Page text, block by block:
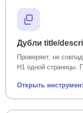
Дубли title/
Проверяет, не
H1 одной страницы.
Открыть